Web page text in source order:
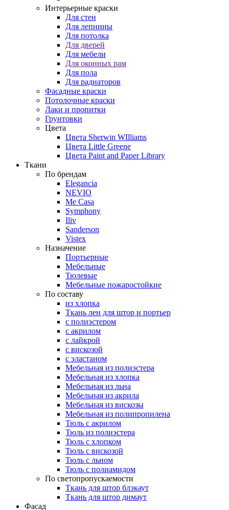
Интерьерные краски
Для стен
Для лепнины
Для потолка
Для дверей
Для мебели
Для оконных рам
Для пола
Для радиаторов
Фасадные краски
Потолочные краски
Лаки и пропитки
Грунтовки
Цвета
Цвета Sherwin WIlliams
Цвета Little Greene
Цвета Paint and Paper Library
Ткани
По брендам
Elegancia
NEVIO
Me Casa
Symphony
Iliv
Sanderson
Vistex
Назначение
Портьерные
Мебельные
Тюлевые
Мебельные пожаростойкие
По составу
из хлопка
Ткань лен для штор и портьер
с полиэстером
с акрилом
с лайкрой
с вискозой
с эластаном
Мебельная из полиэстера
Мебельная из хлопка
Мебельная из льна
Мебельная из акрила
Мебельная из вискозы
Мебельная из полипропилена
Тюль с акрилом
Тюль из полиэстера
Тюль с хлопком
Тюль с вискозой
Тюль с льном
Тюль с полиамидом
По светопропускаемости
Ткань для штор блэкаут
Ткань для штор димаут
Фасад